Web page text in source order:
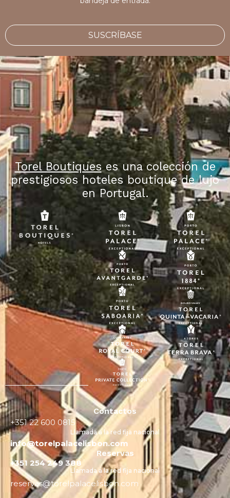
SUSCRÍBASE
Torel Boutiqueses una colección de
prestigiosos hoteles boutique de lujo
en Portugal.
Contactos
+351 22 600 0815
Llamada a la red fija nacional
info@torelpalacelisbon.com
Reservas
+351 254 249 388
Llamada a la red fija nacional
reservas@torelpalacelisbon.com